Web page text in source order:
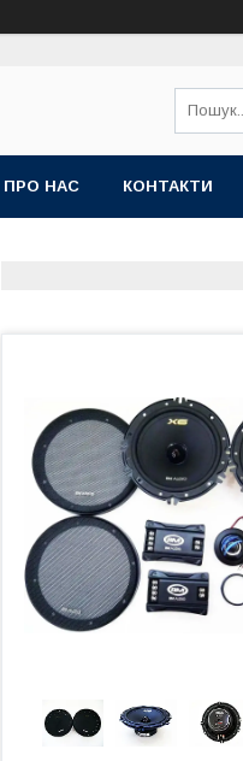
ПРО НАС КОНТАКТИ